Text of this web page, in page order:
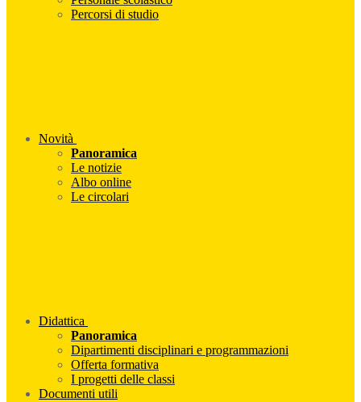
Percorsi di studio
Novità
Panoramica
Le notizie
Albo online
Le circolari
Didattica
Panoramica
Dipartimenti disciplinari e programmazioni
Offerta formativa
I progetti delle classi
Documenti utili